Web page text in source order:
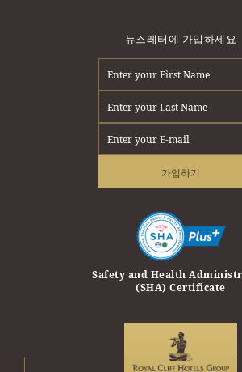
뉴스레터에 가입하세요
가입하기
Safety and Health
(SHA) Certificate